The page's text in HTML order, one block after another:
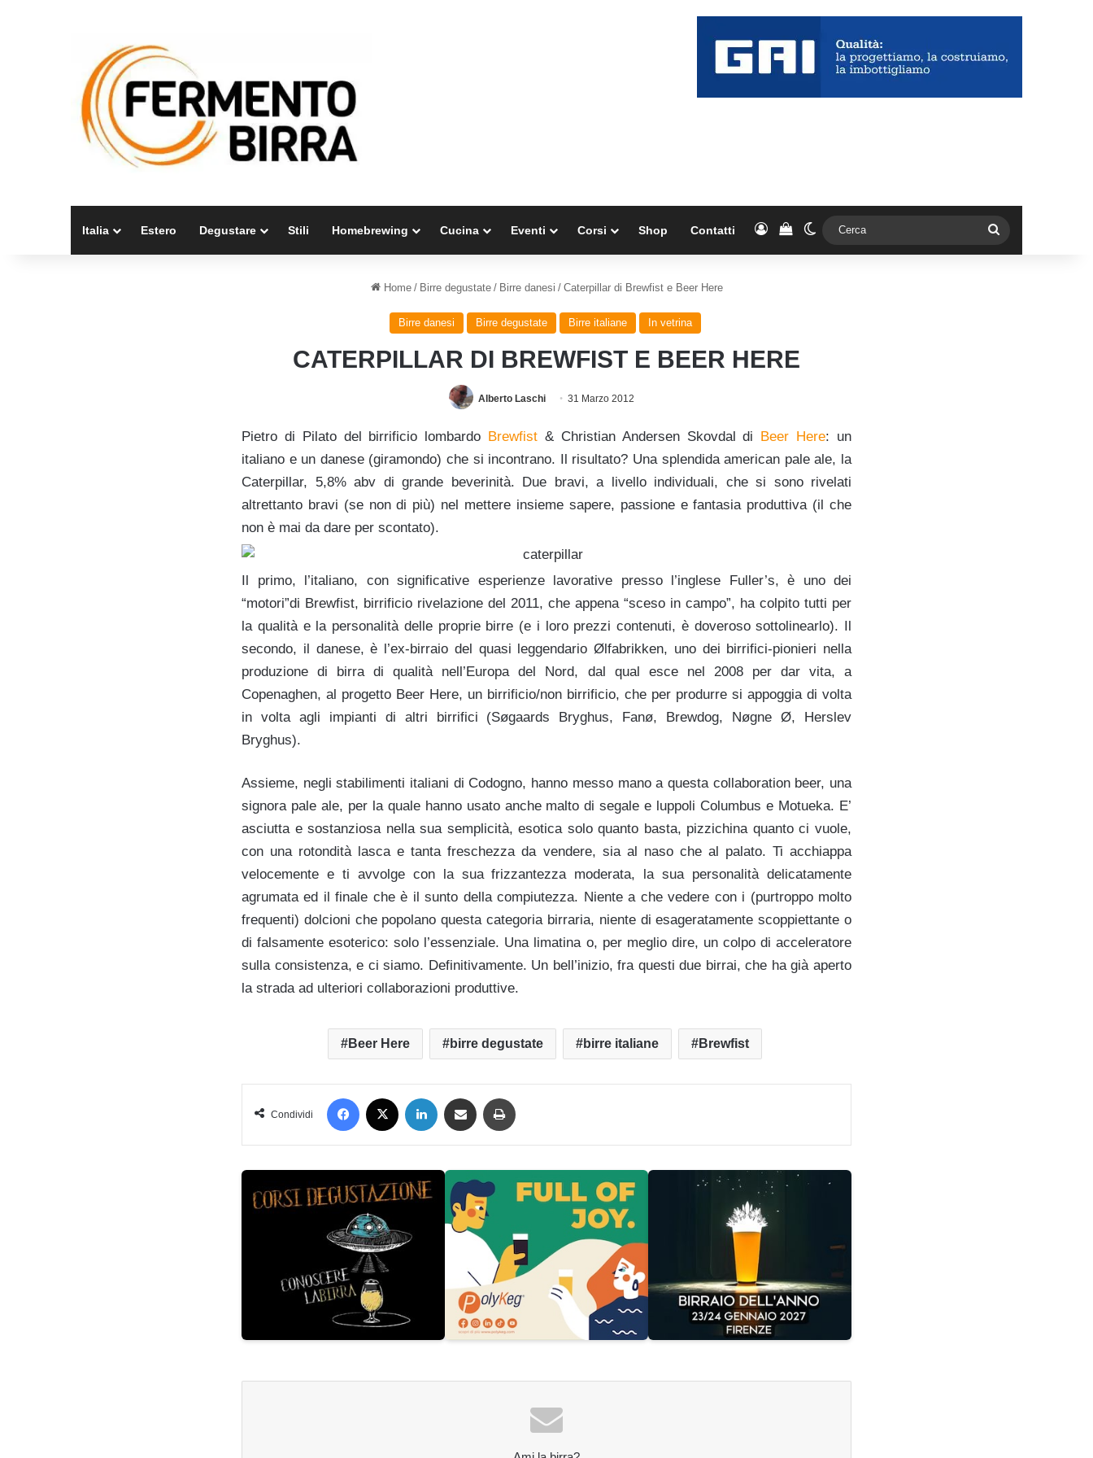
Italia Estero Degustare Stili Homebrewing Cucina Eventi Corsi Shop Contatti AccediVedi il carrello
Cambia aspetto
Home / Birre degustate / Birre danesi / Caterpillar di Brewfist e Beer Here
Birre danesi Birre degustate Birre italiane In vetrina
CATERPILLAR DI BREWFIST E BEER HERE
Alberto Laschi 31 Marzo 2012
Pietro di Pilato del birrificio lombardo Brewfist & Christian Andersen Skovdal di Beer Here: un
italiano e un danese (giramondo) che si incontrano. Il risultato? Una splendida american pale ale, la
Caterpillar, 5,8% abv di grande beverinità. Due bravi, a livello individuali, che si sono rivelati
altrettanto bravi (se non di più) nel mettere insieme sapere, passione e fantasia produttiva (il che
non è mai da dare per scontato).
Il primo, l’italiano, con significative esperienze lavorative presso l’inglese Fuller’s, è uno dei
“motori”di Brewfist, birrificio rivelazione del 2011, che appena “sceso in campo”, ha colpito tutti per
la qualità e la personalità delle proprie birre (e i loro prezzi contenuti, è doveroso sottolinearlo). Il
secondo, il danese, è l’ex-birraio del quasi leggendario Ølfabrikken, uno dei birrifici-pionieri nella
produzione di birra di qualità nell’Europa del Nord, dal qual esce nel 2008 per dar vita, a
Copenaghen, al progetto Beer Here, un birrificio/non birrificio, che per produrre si appoggia di volta
in volta agli impianti di altri birrifici (Søgaards Bryghus, Fanø, Brewdog, Nøgne Ø, Herslev
Bryghus).
Assieme, negli stabilimenti italiani di Codogno, hanno messo mano a questa collaboration beer, una
signora pale ale, per la quale hanno usato anche malto di segale e luppoli Columbus e Motueka. E’
asciutta e sostanziosa nella sua semplicità, esotica solo quanto basta, pizzichina quanto ci vuole,
con una rotondità lasca e tanta freschezza da vendere, sia al naso che al palato. Ti acchiappa
velocemente e ti avvolge con la sua frizzantezza moderata, la sua personalità delicatamente
agrumata ed il finale che è il sunto della compiutezza. Niente a che vedere con i (purtroppo molto
frequenti) dolcioni che popolano questa categoria birraria, niente di esageratamente scoppiettante o
di falsamente esoterico: solo l’essenziale. Una limatina o, per meglio dire, un colpo di acceleratore
sulla consistenza, e ci siamo. Definitivamente. Un bell’inizio, fra questi due birrai, che ha già aperto
la strada ad ulteriori collaborazioni produttive.
Beer Here birre degustate birre italiane Brewfist
Condividi
Facebook LinkedIn Condividi via mail